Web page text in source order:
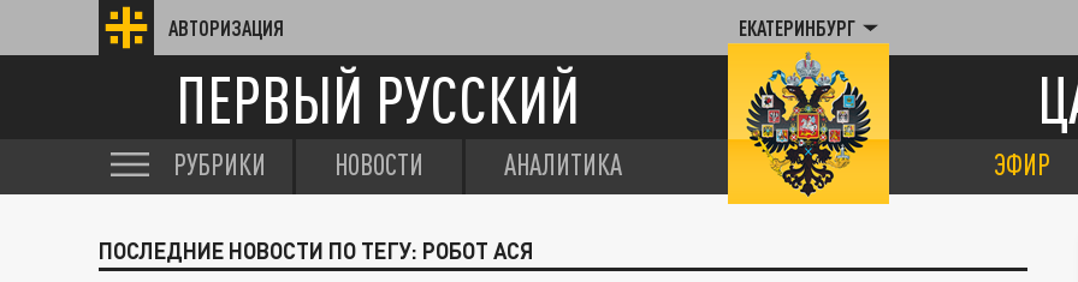
АВТОРИЗАЦИЯ ЕКАТЕРИНБУРГ
ПЕРВЫЙ РУССКИЙ
РУБРИКИ НОВОСТИ АНАЛИТИКА ЭФИР
ПОСЛЕДНИЕ НОВОСТИ ПО ТЕГУ: РОБОТ АСЯ